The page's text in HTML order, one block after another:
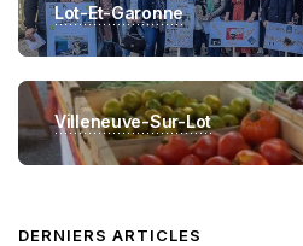
Lot-Et-Garonne
Villeneuve-Sur-Lot
DERNIERS ARTICLES